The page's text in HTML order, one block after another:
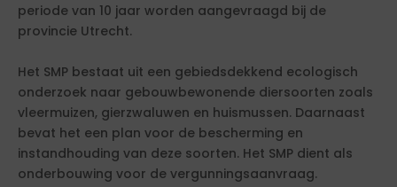
periode van 10 jaar worden aangevraagd bij de
provincie Utrecht.
Het SMP bestaat uit een gebiedsdekkend ecologisch
onderzoek naar gebouwbewonende diersoorten zoals
vleermuizen, gierzwaluwen en huismussen. Daarnaast
bevat het een plan voor de bescherming en
instandhouding van deze soorten. Het SMP dient als
onderbouwing voor de vergunningsaanvraag.